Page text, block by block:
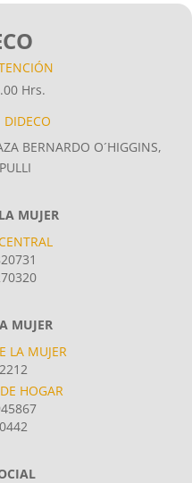
Hrs.
DIDECO
BERNARDO O´HIGGINS,
MUJER
MUJER
LA MUJER
HOGAR